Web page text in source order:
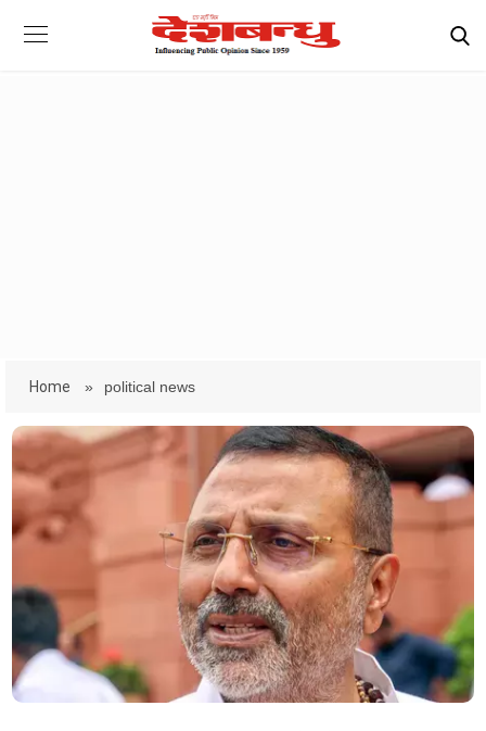
Home » political news